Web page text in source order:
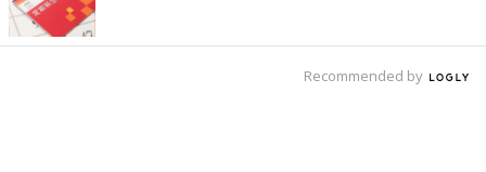
Recommended by